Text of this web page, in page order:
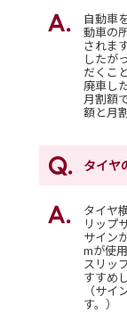
自動車
動車の
されます
したが
だくこ
廃車し
月割額
額と月
タイヤ
タイヤ
リップ
サイン
mが使
スリッ
すすめ
（サ
す。）